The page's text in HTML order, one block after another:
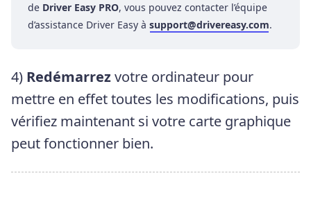
de Driver Easy PRO, vous pouvez contacter l’équipe
d’assistance Driver Easy à support@drivereasy.com.
4) Redémarrezvotre ordinateur pour
mettre en effet toutes les modifications, puis
vérifiez maintenant si votre carte graphique
peut fonctionner bien.